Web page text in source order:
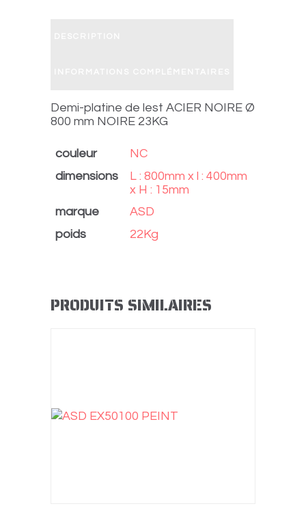
Demi-platine de lest ACIER NOIRE Ø
800 mm NOIRE 23KG
couleur
NC
dimensions
L : 800mm x l : 400mm
x H : 15mm
marque
ASD
poids
22Kg
PRODUITS SIMILAIRES